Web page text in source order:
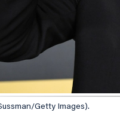
Getty Images).